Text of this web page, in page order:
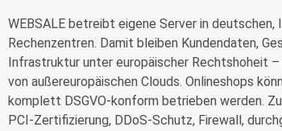
WEBSALE betreibt eigene Server in
Rechenzentren. Damit bleiben Kundendaten,
Infrastruktur unter europäischer Rechtshoheit
von außereuropäischen Clouds. Onlineshops
komplett DSGVO-konform betrieben werden.
PCI-Zertifizierung, DDoS-Schutz, Firewall,